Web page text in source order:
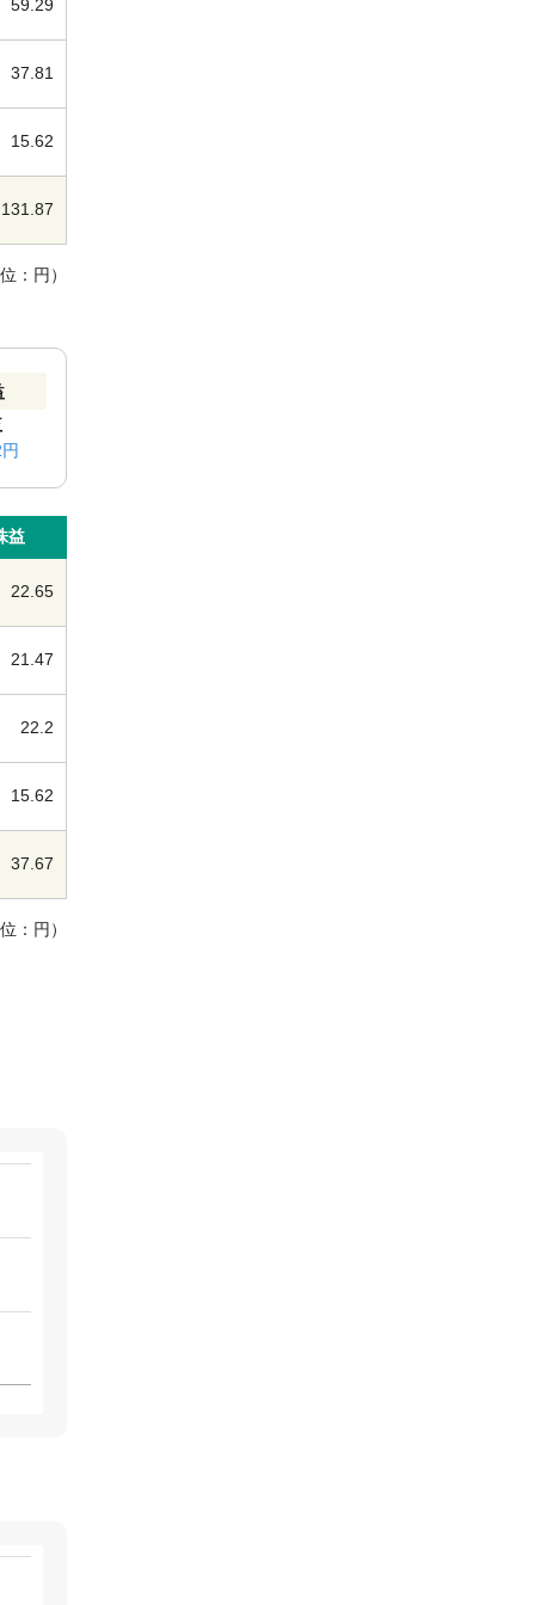
59.29
37.81
15.62
131.87
：円）
益
22.65
21.47
22.2
15.62
37.67
：円）